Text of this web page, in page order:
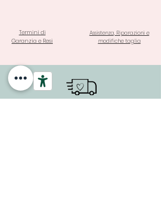
Termini di
Garanzia e Resi
Assistenza, Riparazioni e
modifiche taglia